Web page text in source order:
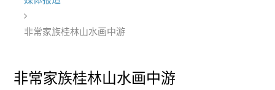
非常家族桂林山水画中游
非常家族桂林山水画中游